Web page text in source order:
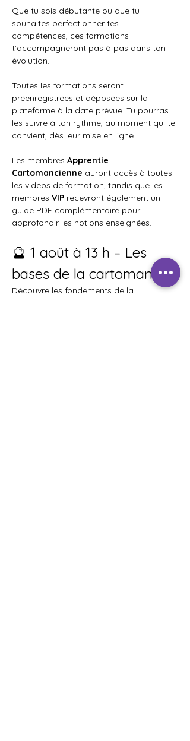
Que tu sois débutante ou que tu
souhaites perfectionner tes
compétences, ces formations
t'accompagneront pas à pas dans ton
évolution.
Toutes les formations seront
préenregistrées et déposées sur la
plateforme à la date prévue. Tu pourras
les suivre à ton rythme, au moment qui te
convient, dès leur mise en ligne.
Les membres Apprentie
Cartomancienne auront accès à toutes
les vidéos de formation, tandis que les
membres VIP recevront également un
guide PDF complémentaire pour
approfondir les notions enseignées.
🔮 1 août à 13 h – Les
bases de la cartomancie
Découvre les fondements de la